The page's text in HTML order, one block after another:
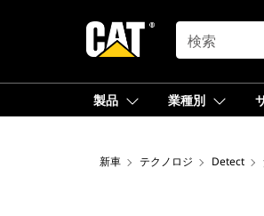
SEARCH
製品 業種別
新車 テクノロジ Detect